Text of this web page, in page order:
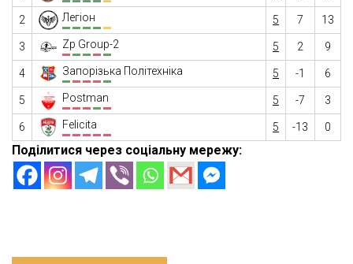
2 Легіон 5 7 13
3 Zp Group-2 5 2 9
4 Запорізька Політехніка 5 -1 6
5 Postman 5 -7 3
6 Felicita 5 -13 0
Поділитися через соціальну мережу: